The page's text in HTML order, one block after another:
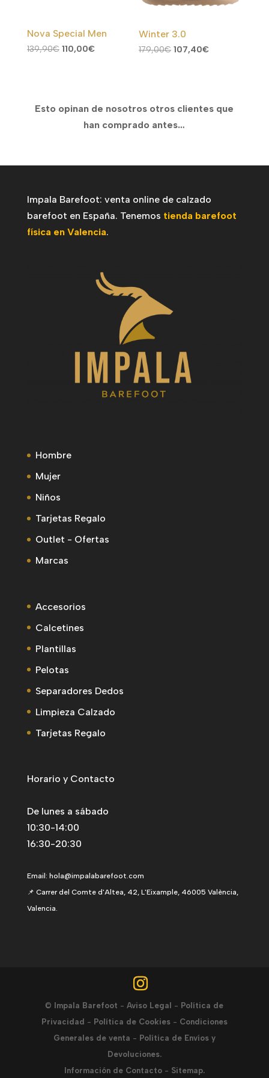
Nova Special Men
139,90€ El
139,90€.
110,00€El
110,00€.
Winter 3.0
179,00€ El
179,00€.
107,40€El
107,40€.
Esto opinan de nosotros otros clientes que
han comprado antes…
Impala Barefoot: venta online de calzado
barefoot en España. Tenemos tienda barefoot
física en Valencia.
Hombre
Mujer
Niños
Tarjetas Regalo
Outlet - Ofertas
Marcas
Accesorios
Calcetines
Plantillas
Pelotas
Separadores Dedos
Limpieza Calzado
Tarjetas Regalo
Horario y Contacto
De lunes a sábado
10:30-14:00
16:30-20:30
Email: hola@impalabarefoot.com
📌 Carrer del Comte d'Altea, 42, L'Eixample, 46005 València,
Valencia.
© Impala Barefoot -Aviso Legal - Política de
Privacidad - Política de Cookies- Condiciones
Generales de venta - Política de Envíos y
Devoluciones.
Información de Contacto- Sitemap.